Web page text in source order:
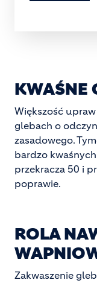
KWAŚNE
Większość
glebach o
zasadowego.
bardzo
przekracza 50 i
poprawie.
ROLA
Zakwaszenie